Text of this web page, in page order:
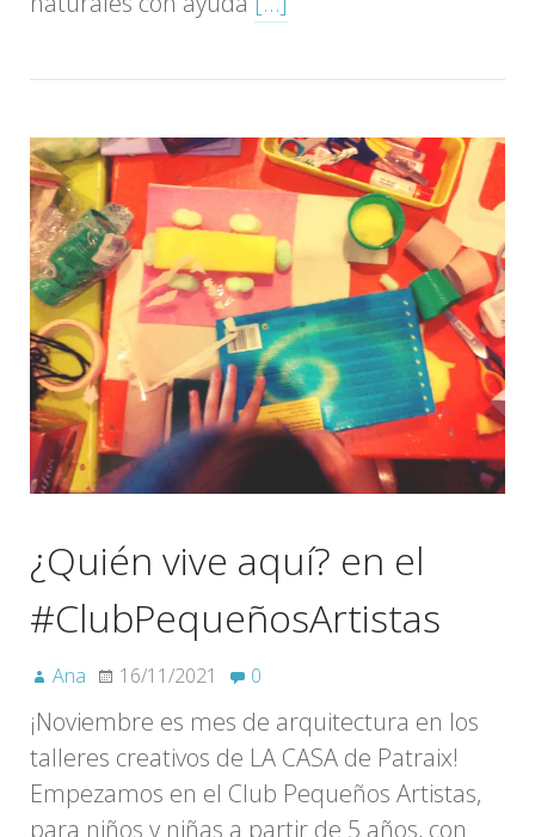
¿Quién vive aquí? en el
#ClubPequeñosArtistas
Ana 16/11/2021 0
¡Noviembre es mes de arquitectura en los
talleres creativos de LA CASA de Patraix!
Empezamos en el Club Pequeños Artistas,
para niños y niñas a partir de 5 años, con